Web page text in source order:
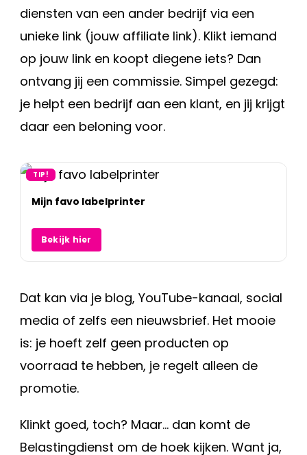
diensten van een ander bedrijf via een
unieke link (jouw affiliate link). Klikt iemand
op jouw link en koopt diegene iets? Dan
ontvang jij een commissie. Simpel gezegd:
je helpt een bedrijf aan een klant, en jij krijgt
daar een beloning voor.
TIP!
Mijn favo labelprinter
Bekijk hier
Dat kan via je blog, YouTube-kanaal, social
media of zelfs een nieuwsbrief. Het mooie
is: je hoeft zelf geen producten op
voorraad te hebben, je regelt alleen de
promotie.
Klinkt goed, toch? Maar… dan komt de
Belastingdienst om de hoek kijken. Want ja,